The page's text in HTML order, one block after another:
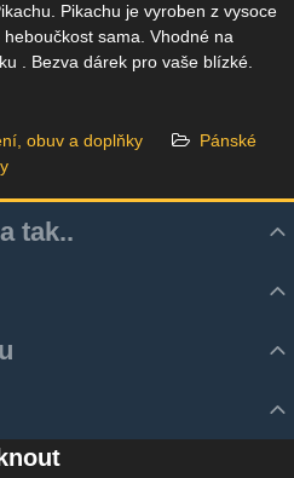
Pikachu je vyroben z vysoce
sama. Vhodné na
. Bezva dárek pro vaše blízké.
obuv a doplňky
Pánské
tak..
Zásilkovny.
dodat několika způsoby:
Buďte první!